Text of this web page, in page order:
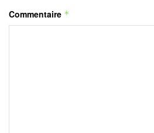
Commentaire *